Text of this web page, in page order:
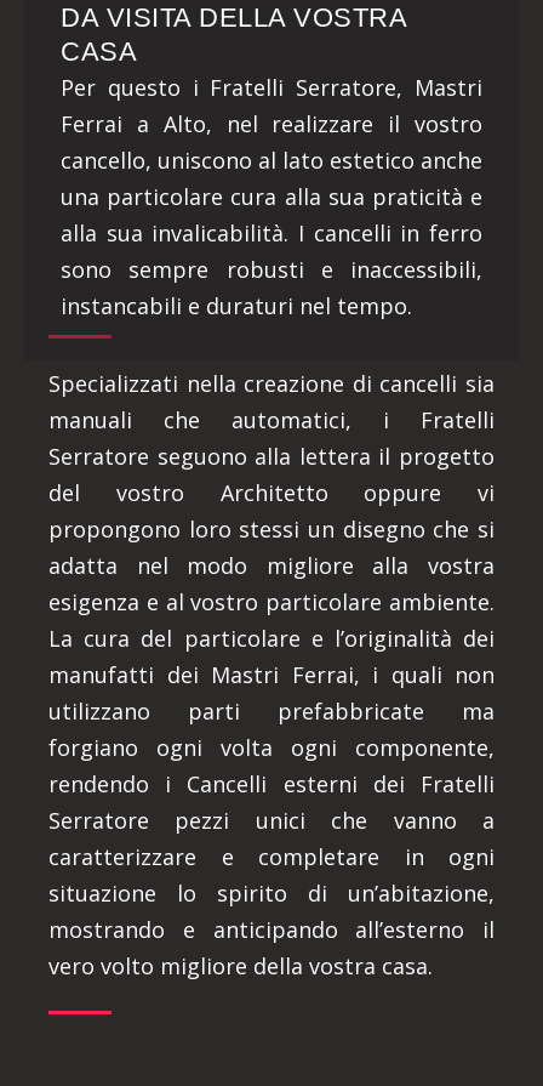
DA VISITA DELLA VOSTRA
CASA
Per questo i Fratelli Serratore, Mastri
Ferrai a Alto, nel realizzare il vostro
cancello, uniscono al lato estetico anche
una particolare cura alla sua praticità e
alla sua invalicabilità. I cancelli in ferro
sono sempre robusti e inaccessibili,
instancabili e duraturi nel tempo.
Specializzati nella creazione di cancelli sia
manuali che automatici, i Fratelli
Serratore seguono alla lettera il progetto
del vostro Architetto oppure vi
propongono loro stessi un disegno che si
adatta nel modo migliore alla vostra
esigenza e al vostro particolare ambiente.
La cura del particolare e l’originalità dei
manufatti dei Mastri Ferrai, i quali non
utilizzano parti prefabbricate ma
forgiano ogni volta ogni componente,
rendendo i Cancelli esterni dei Fratelli
Serratore pezzi unici che vanno a
caratterizzare e completare in ogni
situazione lo spirito di un’abitazione,
mostrando e anticipando all’esterno il
vero volto migliore della vostra casa.